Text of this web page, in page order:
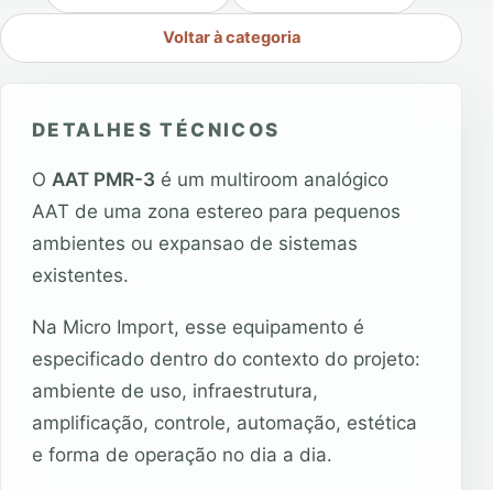
Voltar à categoria
DETALHES TÉCNICOS
O AAT PMR-3 é um multiroom analógico
AAT de uma zona estereo para pequenos
ambientes ou expansao de sistemas
existentes.
Na Micro Import, esse equipamento é
especificado dentro do contexto do projeto:
ambiente de uso, infraestrutura,
amplificação, controle, automação, estética
e forma de operação no dia a dia.